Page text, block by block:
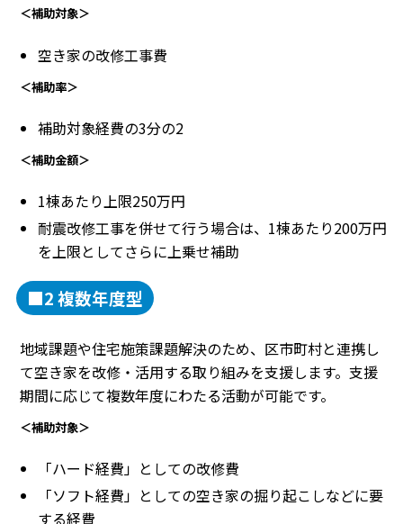
＜補助対象＞
空き家の改修工事費
＜補助率＞
補助対象経費の3分の2
＜補助金額＞
1棟あたり上限250万円
耐震改修工事を併せて行う場合は、1棟あたり200万円
を上限としてさらに上乗せ補助
■2 複数年度型
地域課題や住宅施策課題解決のため、区市町村と連携し
て空き家を改修・活用する取り組みを支援します。支援
期間に応じて複数年度にわたる活動が可能です。
＜補助対象＞
「ハード経費」としての改修費
「ソフト経費」としての空き家の掘り起こしなどに要
する経費